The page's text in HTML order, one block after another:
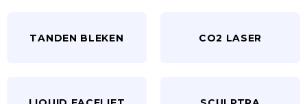
TANDEN BLEKEN CO2 LASER